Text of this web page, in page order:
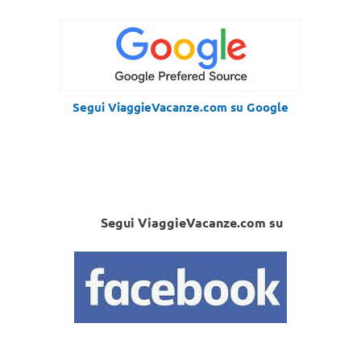
Segui ViaggieVacanze.com su Google
Segui ViaggieVacanze.com su